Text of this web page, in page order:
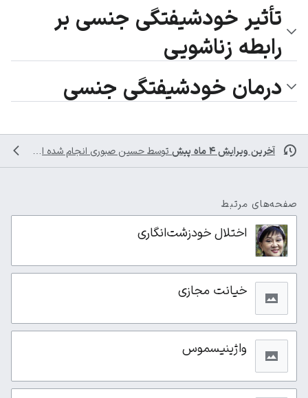
تأثیر خودشیفتگی جنسی بر
رابطه زناشویی
درمان خودشیفتگی جنسی
آخرین ویرایش ۴ ماه پیش توسط حسین صبوری انجام شده است
صفحه‌های مرتبط
اختلال خودزشت‌انگاری
خیانت مجازی
واژینیسموس